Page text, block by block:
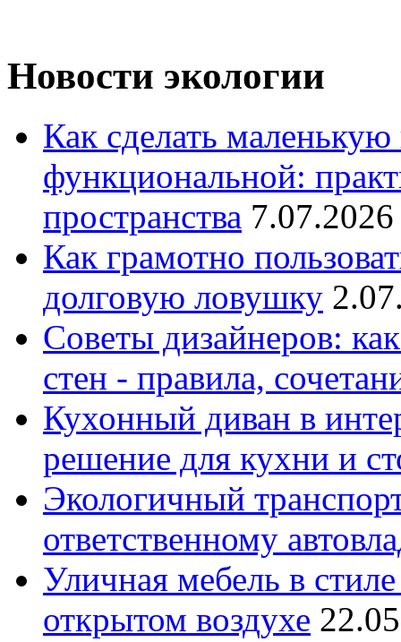
Новости экологии
Как сделать
функциональной:
пространства
Как грамотно
долговую ловушку
Советы дизайнеров:
стен - правила,
Кухонный диван в
решение для кухни и
Экологичный
ответственному
Уличная мебель в
открытом воздухе